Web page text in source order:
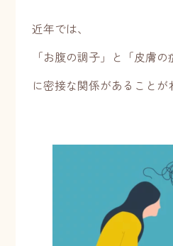
近年では、
「お腹の調子」と「皮膚の
に密接な関係があることが